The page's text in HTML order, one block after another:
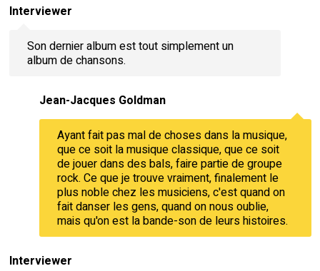
Interviewer
Son dernier album est tout simplement un
album de chansons.
Jean-Jacques Goldman
Ayant fait pas mal de choses dans la musique,
que ce soit la musique classique, que ce soit
de jouer dans des bals, faire partie de groupe
rock. Ce que je trouve vraiment, finalement le
plus noble chez les musiciens, c'est quand on
fait danser les gens, quand on nous oublie,
mais qu'on est la bande-son de leurs histoires.
Interviewer